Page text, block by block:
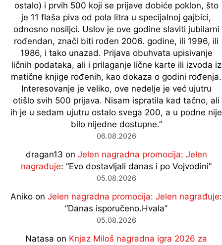
ostalo) i prvih 500 koji se prijave dobiće poklon, što
je 11 flaša piva od pola litra u specijalnoj gajbici,
odnosno nosiljci. Uslov je ove godine slaviti jubilarni
rođendan, znači biti rođen 2006. godine, ili 1996, ili
1986, i tako unazad. Prijava obuhvata upisivanje
ličnih podataka, ali i prilaganje lične karte ili izvoda iz
matične knjige rođenih, kao dokaza o godini rođenja.
Interesovanje je veliko, ove nedelje je već ujutru
otišlo svih 500 prijava. Nisam ispratila kad tačno, ali
ih je u sedam ujutru ostalo svega 200, a u podne nije
bilo nijedne dostupne.”
06.08.2026
dragan13 on Jelen nagradna promocija: Jelen
nagrađuje: “Evo dostavljali danas i po Vojvodini”
05.08.2026
Aniko on Jelen nagradna promocija: Jelen nagrađuje:
“Danas isporučeno.Hvala”
05.08.2026
Natasa on Knjaz Miloš nagradna igra 2026 za